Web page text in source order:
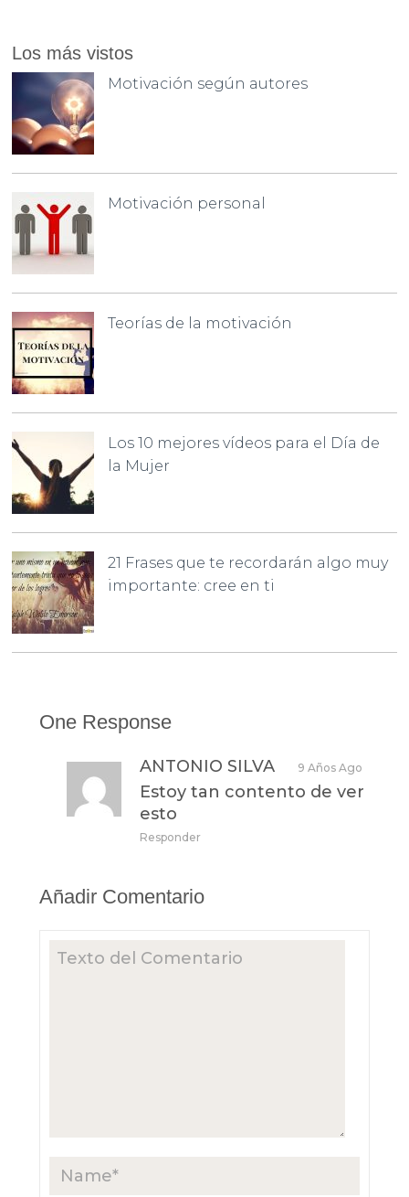
Los más vistos
Motivación según autores
Motivación personal
Teorías de la motivación
Los 10 mejores vídeos para el Día de
la Mujer
21 Frases que te recordarán algo muy
importante: cree en ti
One Response
ANTONIO SILVA 9 Años Ago
Estoy tan contento de ver
esto
Responder
Añadir Comentario